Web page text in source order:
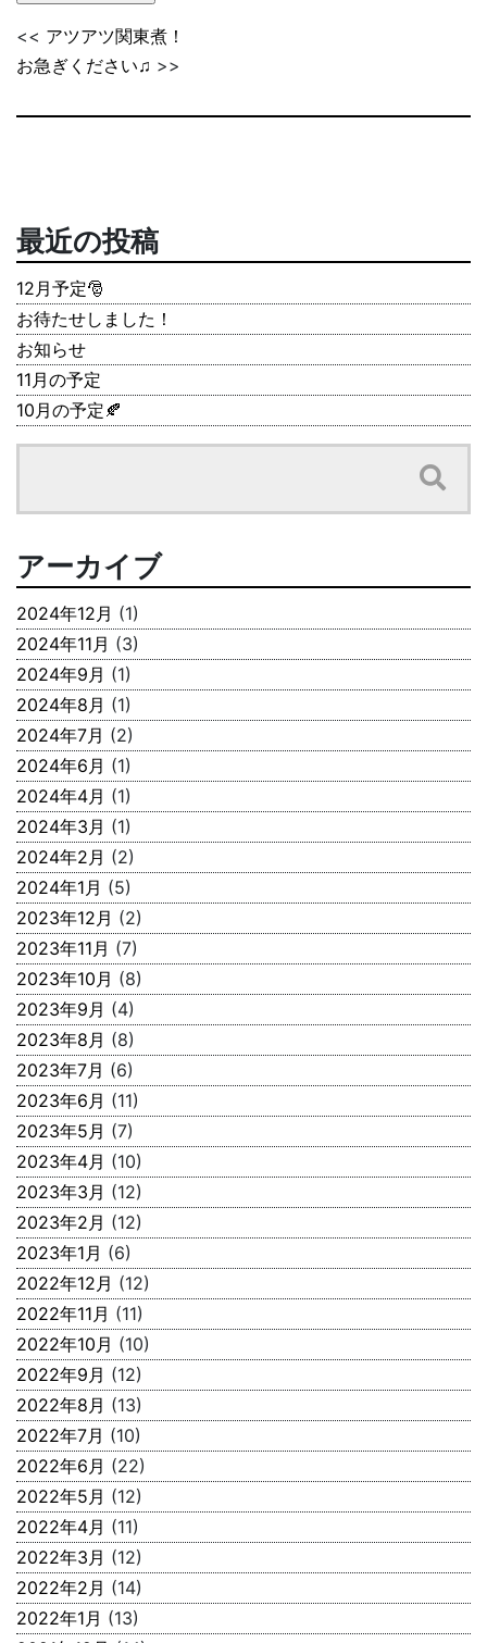
<< アツアツ関東煮！
お急ぎください♫ >>
最近の投稿
12月予定🎅
お待たせしました！
お知らせ
11月の予定
10月の予定🍂
アーカイブ
2024年12月 (1)
2024年11月 (3)
2024年9月 (1)
2024年8月 (1)
2024年7月 (2)
2024年6月 (1)
2024年4月 (1)
2024年3月 (1)
2024年2月 (2)
2024年1月 (5)
2023年12月 (2)
2023年11月 (7)
2023年10月 (8)
2023年9月 (4)
2023年8月 (8)
2023年7月 (6)
2023年6月 (11)
2023年5月 (7)
2023年4月 (10)
2023年3月 (12)
2023年2月 (12)
2023年1月 (6)
2022年12月 (12)
2022年11月 (11)
2022年10月 (10)
2022年9月 (12)
2022年8月 (13)
2022年7月 (10)
2022年6月 (22)
2022年5月 (12)
2022年4月 (11)
2022年3月 (12)
2022年2月 (14)
2022年1月 (13)